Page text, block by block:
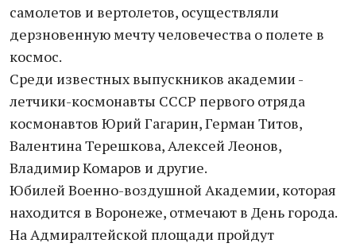
самолетов и вертолетов, осуществляли
дерзновенную мечту человечества о полете в
космос.
Среди известных выпускников академии -
летчики-космонавты СССР первого отряда
космонавтов Юрий Гагарин, Герман Титов,
Валентина Терешкова, Алексей Леонов,
Владимир Комаров и другие.
Юбилей Военно-воздушной Академии, которая
находится в Воронеже, отмечают в День города.
На Адмиралтейской площади пройдут